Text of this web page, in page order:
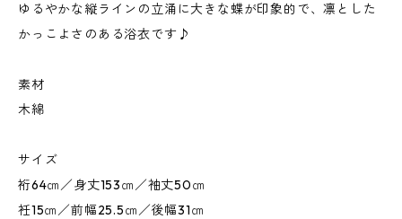
ゆるやかな縦ラインの立涌に大きな蝶が印象的で、凛とした
かっこよさのある浴衣です♪
素材
木綿
サイズ
裄64㎝／身丈153㎝／袖丈50㎝
衽15㎝／前幅25.5㎝／後幅31㎝